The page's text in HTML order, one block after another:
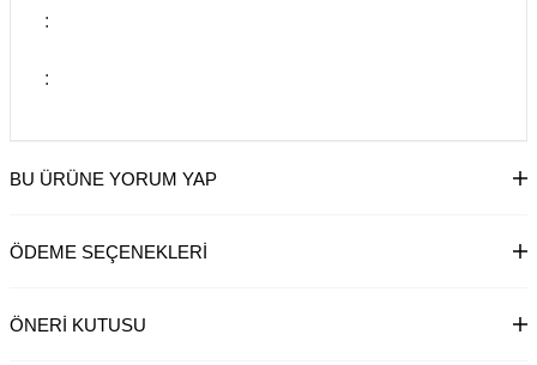
:
:
BU ÜRÜNE YORUM YAP
ÖDEME SEÇENEKLERI
ÖNERI KUTUSU